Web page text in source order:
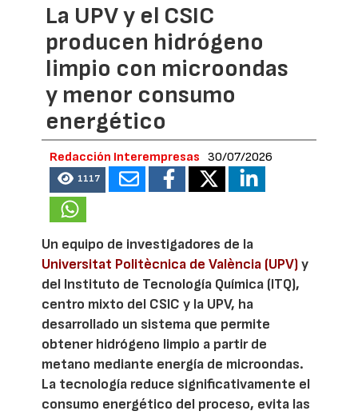
La UPV y el CSIC
producen hidrógeno
limpio con microondas
y menor consumo
energético
Redacción Interempresas 30/07/2026
1117
Un equipo de investigadores de la
Universitat Politècnica de València (UPV)y
del Instituto de Tecnología Química (ITQ),
centro mixto del CSIC y la UPV, ha
desarrollado un sistema que permite
obtener hidrógeno limpio a partir de
metano mediante energía de microondas.
La tecnología reduce significativamente el
consumo energético del proceso, evita las